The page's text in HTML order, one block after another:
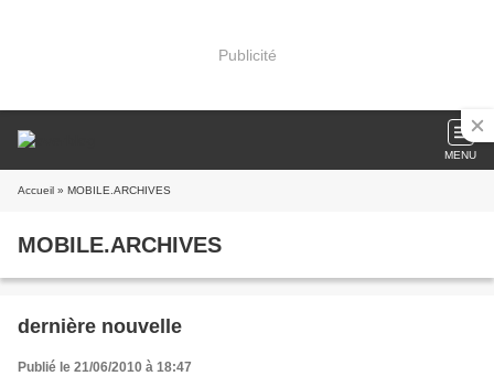
Publicité
MENU
Accueil » MOBILE.ARCHIVES
MOBILE.ARCHIVES
dernière nouvelle
Publié le 21/06/2010 à 18:47